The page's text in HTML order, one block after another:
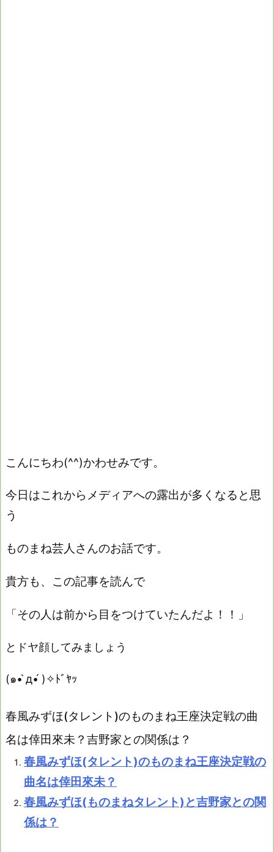
こんにちわ(^^)かわせみです。
今日はこれからメディアへの露出が多くなると思
う
ものまね芸人さんのお話です。
貴方も、この記事を読んで
「その人は前から目をつけていたんだよ！！」
とドヤ顔してみましょう
(๑• ̀д•́ )✧ﾄﾞﾔｯ
春風みずほ(タレント)のものまね王座決定戦の曲
名は倖田來未？吉野家との関係は？
春風みずほ(タレント)のものまね王座決定戦の
曲名は倖田來未？
春風みずほ(ものまねタレント)と吉野家との関
係は？